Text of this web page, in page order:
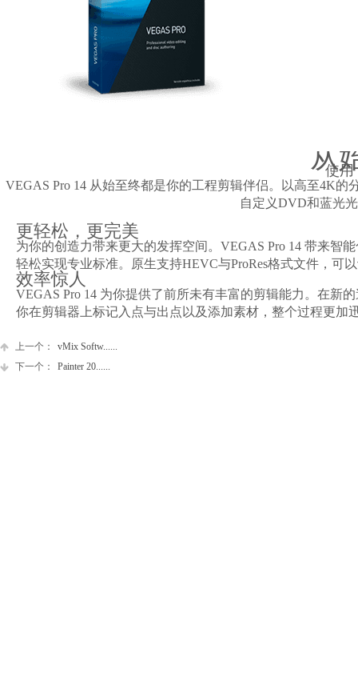
从使用
VEGAS Pro 14 从始至终都是你的工程剪辑伴侣。以高至4K
自定义DVD和蓝光
更轻松，更完美
为你的创造力带来更大的发挥空间。VEGAS Pro 14 带来智
轻松实现专业标准。原生支持HEVC与ProRes格式文件，
效率惊人
VEGAS Pro 14 为你提供了前所未有丰富的剪辑能力。在新
你在剪辑器上标记入点与出点以及添加素材，整个过程更
上一个：
vMix Softw......
下一个：
Painter 20......